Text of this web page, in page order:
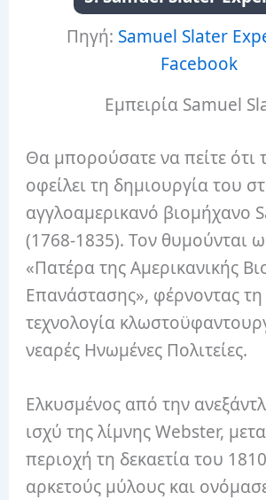
Πηγή: Samuel Slater
Facebook
Εμπειρία Samuel
Θα μπορούσατε να πείτε ότι
οφείλει τη δημιουργία του
αγγλοαμερικανό βιομήχανο
(1768-1835).Τον θυμούνται
«Πατέρα της Αμερικανικής
Επανάστασης», φέρνοντας τη
τεχνολογία
νεαρές Ηνωμένες Πολιτείες.
Ελκυσμένος από την
ισχύ της λίμνης Webster,
περιοχή τη δεκαετία του
αρκετούς μύλους και